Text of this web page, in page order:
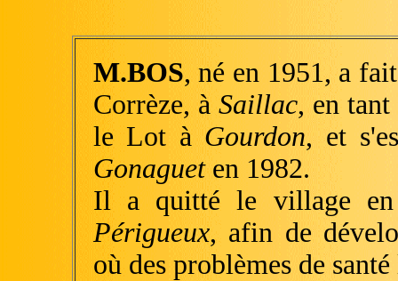
M.BOS, né en 1951, a
Corrèze, à Saillac, en
le Lot à Gourdon, et
Gonagueten 1982.
Il a quitté le village
Périgueux, afin de
où des problèmes de